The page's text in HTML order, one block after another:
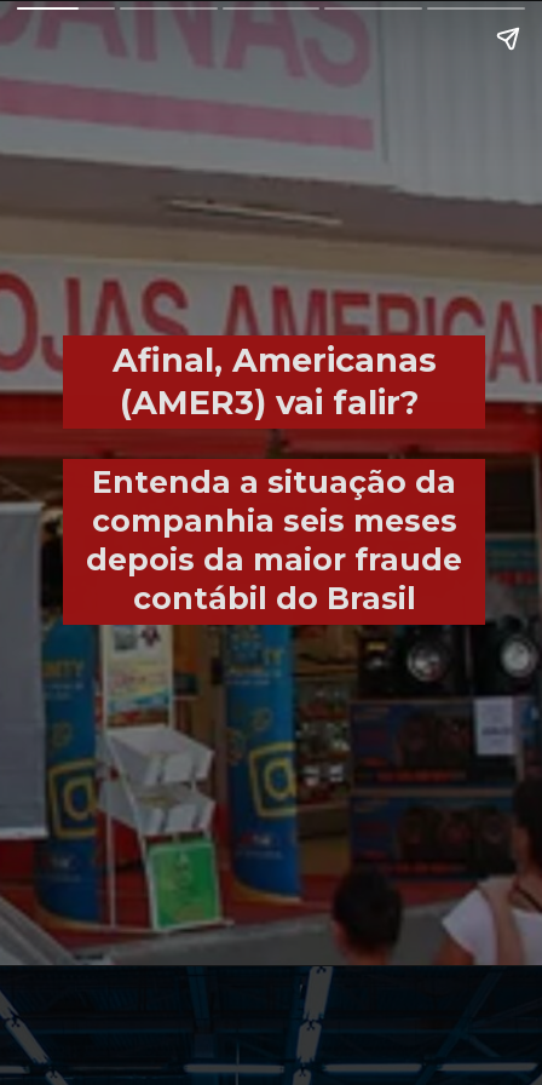
Afinal, Americanas
(AMER3) vai falir?
Entenda a situação da
companhia seis meses
depois da maior fraude
contábil do Brasil